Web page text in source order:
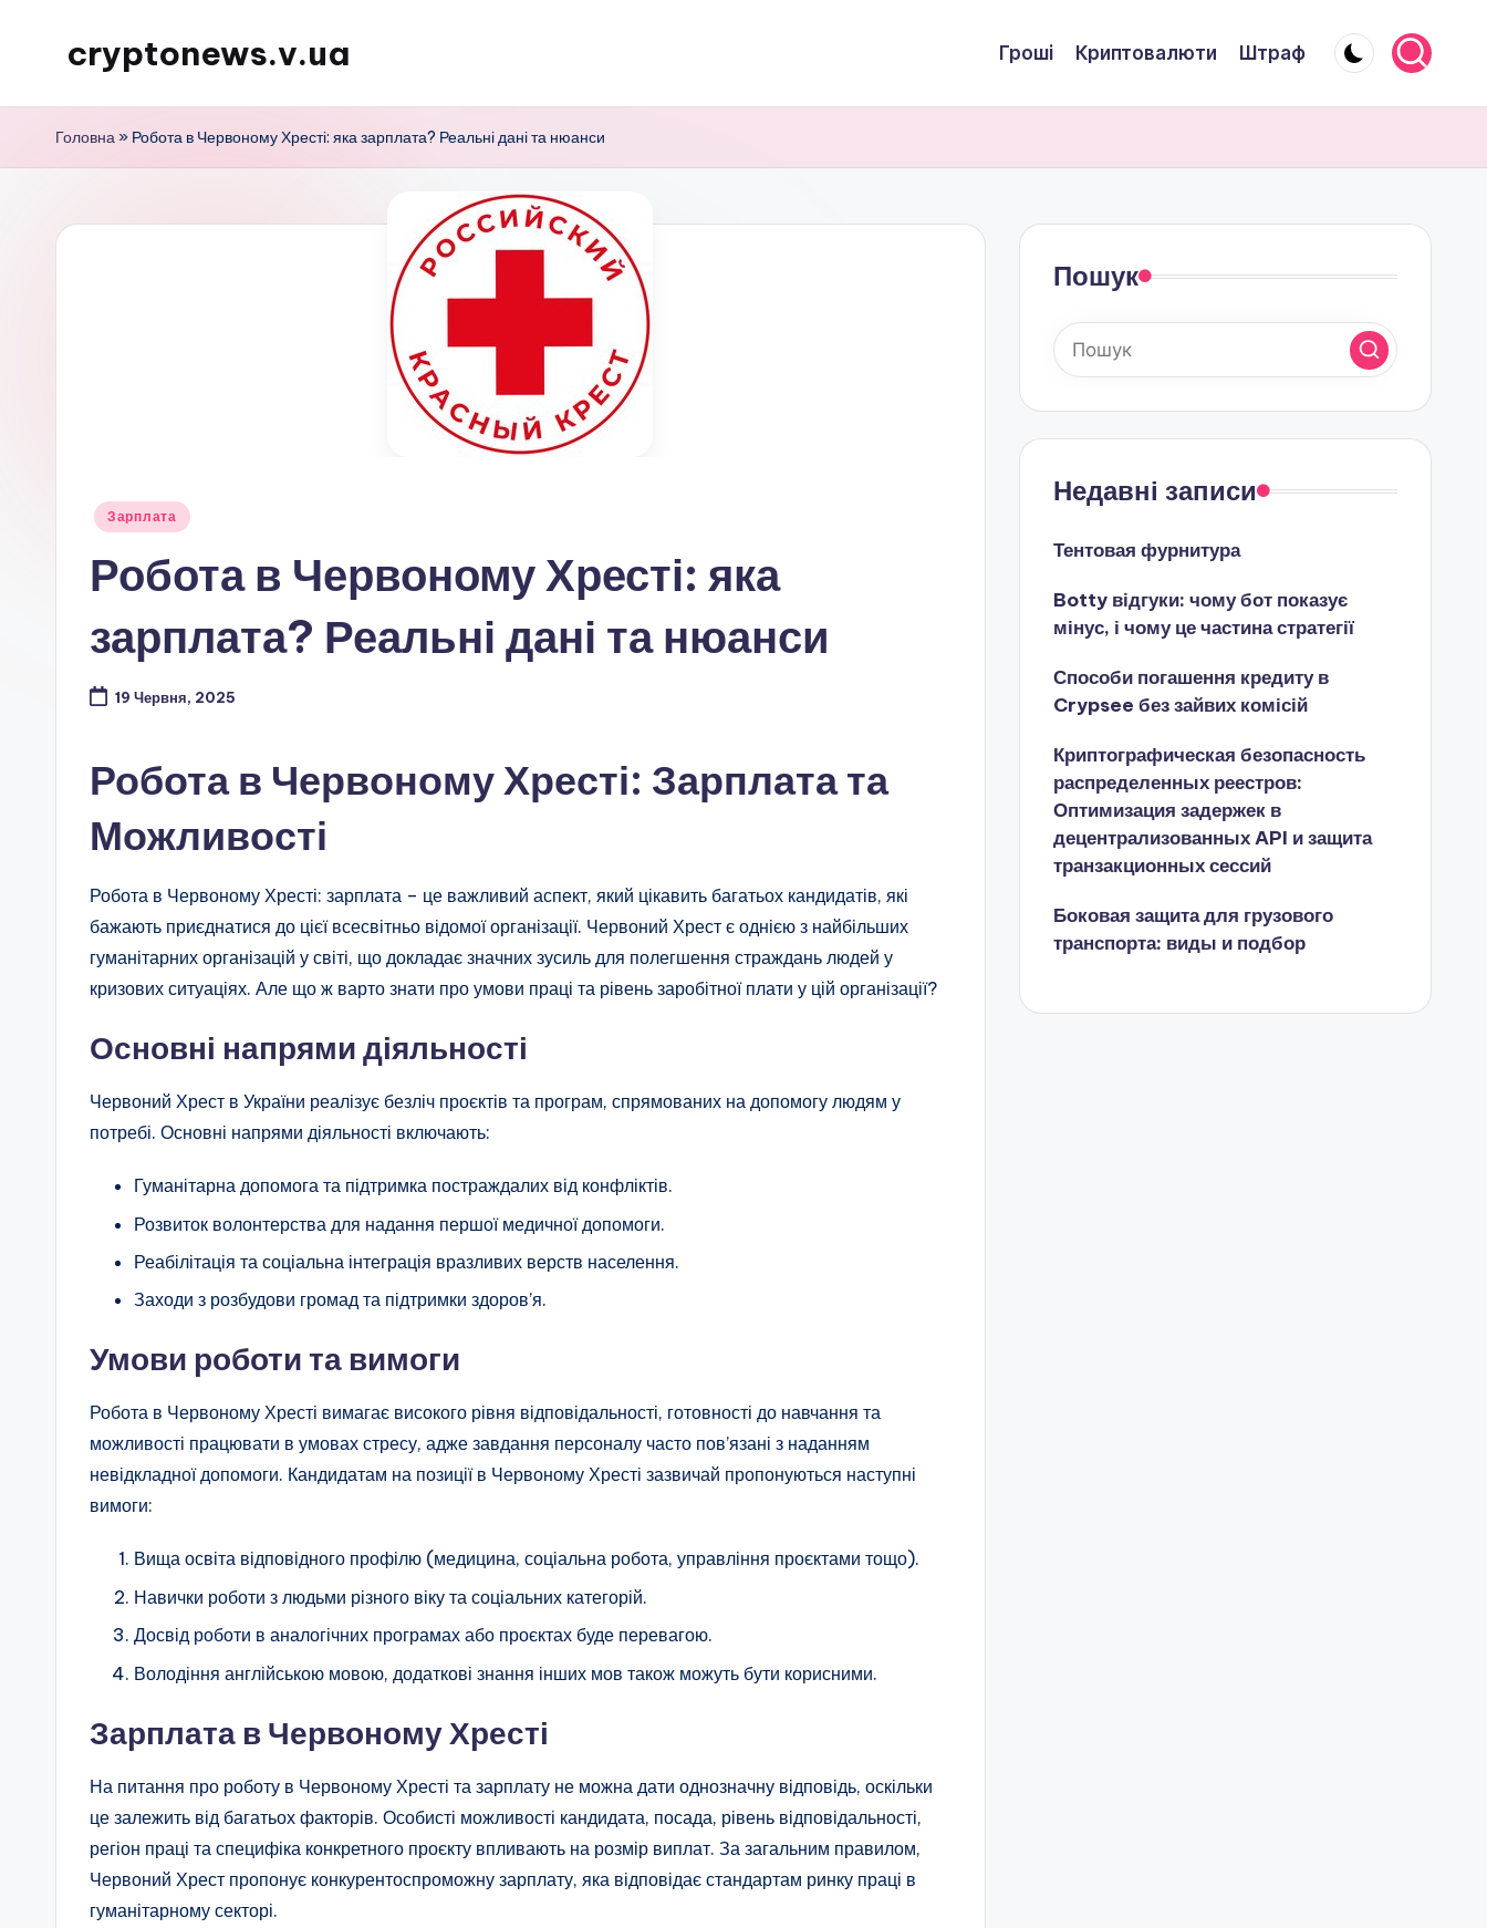
Перейтиcryptonews.v.ua
новини
курси,
Гроші Криптовалюти Штраф
Головна» Робота в Червоному Хресті: яка зарплата? Реальні дані та нюанси
Опубліковано
Зарплата
Робота в Червоному Хресті: яка
зарплата? Реальні дані та нюанси
19 Червня, 2025
Робота в Червоному Хресті: Зарплата та
Можливості
Робота в Червоному Хресті: зарплата – це важливий аспект, який цікавить багатьох кандидатів, які
бажають приєднатися до цієї всесвітньо відомої організації. Червоний Хрест є однією з найбільших
гуманітарних організацій у світі, що докладає значних зусиль для полегшення страждань людей у
кризових ситуаціях. Але що ж варто знати про умови праці та рівень заробітної плати у цій організації?
Основні напрями діяльності
Червоний Хрест в України реалізує безліч проєктів та програм, спрямованих на допомогу людям у
потребі. Основні напрями діяльності включають:
Гуманітарна допомога та підтримка постраждалих від конфліктів.
Розвиток волонтерства для надання першої медичної допомоги.
Реабілітація та соціальна інтеграція вразливих верств населення.
Заходи з розбудови громад та підтримки здоров’я.
Умови роботи та вимоги
Робота в Червоному Хресті вимагає високого рівня відповідальності, готовності до навчання та
можливості працювати в умовах стресу, адже завдання персоналу часто пов’язані з наданням
невідкладної допомоги. Кандидатам на позиції в Червоному Хресті зазвичай пропонуються наступні
вимоги:
Вища освіта відповідного профілю (медицина, соціальна робота, управління проєктами тощо).
Навички роботи з людьми різного віку та соціальних категорій.
Досвід роботи в аналогічних програмах або проєктах буде перевагою.
Володіння англійською мовою, додаткові знання інших мов також можуть бути корисними.
Зарплата в Червоному Хресті
На питання про роботу в Червоному Хресті та зарплату не можна дати однозначну відповідь, оскільки
це залежить від багатьох факторів. Особисті можливості кандидата, посада, рівень відповідальності,
регіон праці та специфіка конкретного проєкту впливають на розмір виплат. За загальним правилом,
Червоний Хрест пропонує конкурентоспроможну зарплату, яка відповідає стандартам ринку праці в
гуманітарному секторі.
Пошук
Недавні записи
Тентовая фурнитура
Botty відгуки: чому бот показує
мінус, і чому це частина стратегії
Способи погашення кредиту в
Crypsee без зайвих комісій
Криптографическая безопасность
распределенных реестров:
Оптимизация задержек в
децентрализованных API и защита
транзакционных сессий
Боковая защита для грузового
транспорта: виды и подбор